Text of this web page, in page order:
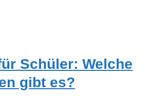
Schüler: Welche
gibt es?